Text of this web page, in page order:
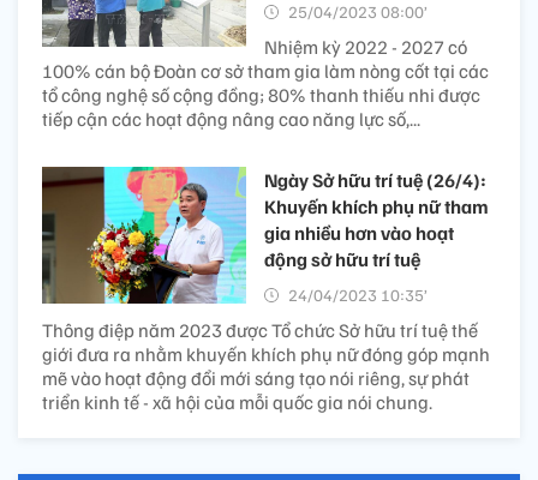
25/04/2023 08:00’
Nhiệm kỳ 2022 - 2027 có
100% cán bộ Đoàn cơ sở tham gia làm nòng cốt tại các
tổ công nghệ số cộng đồng; 80% thanh thiếu nhi được
tiếp cận các hoạt động nâng cao năng lực số,...
Ngày Sở hữu trí tuệ (26/4):
Khuyến khích phụ nữ tham
gia nhiều hơn vào hoạt
động sở hữu trí tuệ
24/04/2023 10:35’
Thông điệp năm 2023 được Tổ chức Sở hữu trí tuệ thế
giới đưa ra nhằm khuyến khích phụ nữ đóng góp mạnh
mẽ vào hoạt động đổi mới sáng tạo nói riêng, sự phát
triển kinh tế - xã hội của mỗi quốc gia nói chung.